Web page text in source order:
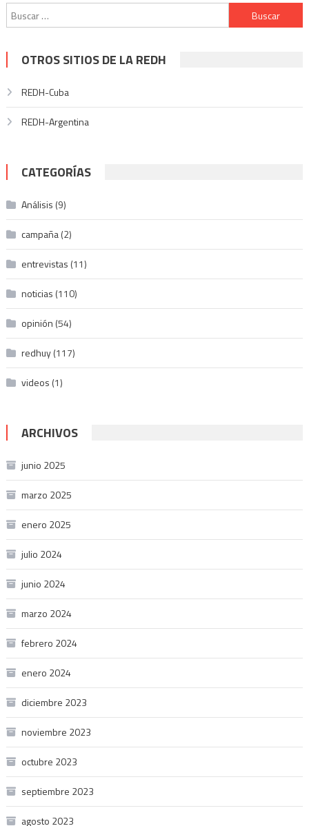
Buscar:
OTROS SITIOS DE LA REDH
REDH-Cuba
REDH-Argentina
CATEGORÍAS
Análisis (9)
campaña(2)
entrevistas (11)
noticias (110)
opinión (54)
redhuy(117)
videos (1)
ARCHIVOS
junio 2025
marzo 2025
enero 2025
julio 2024
junio 2024
marzo 2024
febrero 2024
enero 2024
diciembre 2023
noviembre 2023
octubre 2023
septiembre 2023
agosto 2023